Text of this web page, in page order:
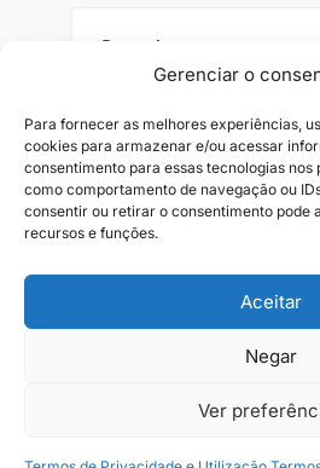
Gerenciar o
Para fornecer as melhores experiências,
cookies para armazenar e/ou acessar
consentimento para essas tecnologias
como comportamento de navegação ou
consentir ou retirar o consentimento pode
recursos e funções.
Aceitar
Negar
Ver
Pesquisar
Combos
Jeans Kits